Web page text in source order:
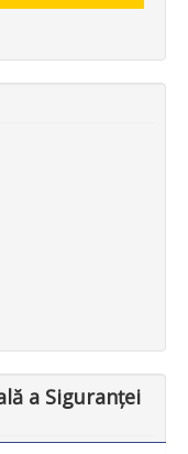
a Siguranței